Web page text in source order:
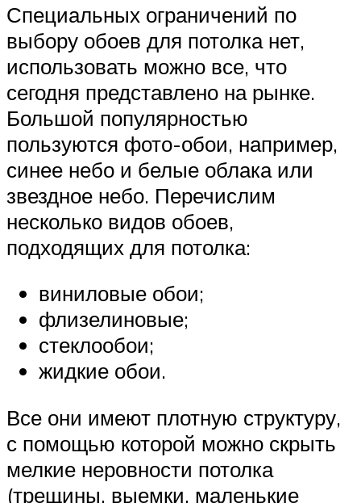
Специальных ограничений по
выбору обоев для потолка нет,
использовать можно все, что
сегодня представлено на рынке.
Большой популярностью
пользуются фото-обои, например,
синее небо и белые облака или
звездное небо. Перечислим
несколько видов обоев,
подходящих для потолка:
виниловые обои;
флизелиновые;
стеклообои;
жидкие обои.
Все они имеют плотную структуру,
с помощью которой можно скрыть
мелкие неровности потолка
(трещины, выемки, маленькие